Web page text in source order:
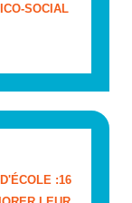
SOCIAL
:16